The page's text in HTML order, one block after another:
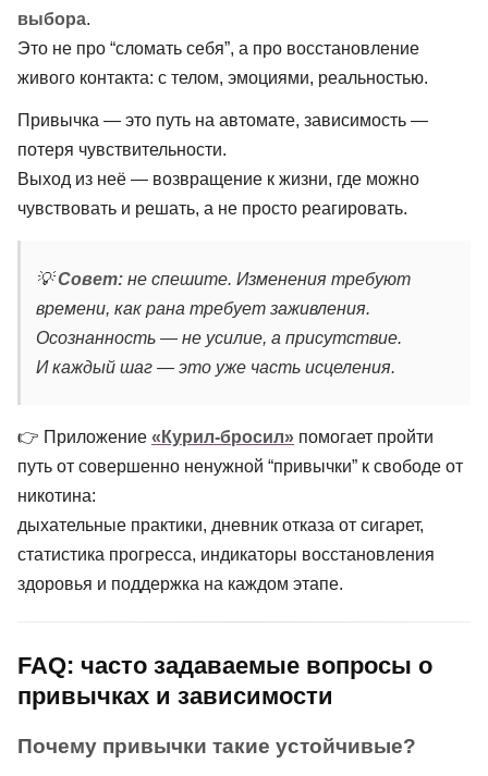
выбора.
Это не про “сломать себя”, а про восстановление
живого контакта: с телом, эмоциями, реальностью.
Привычка — это путь на автомате, зависимость —
потеря чувствительности.
Выход из неё — возвращение к жизни, где можно
чувствовать и решать, а не просто реагировать.
💡Совет: не спешите. Изменения требуют
времени, как рана требует заживления.
Осознанность — не усилие, а присутствие.
И каждый шаг — это уже часть исцеления.
👉 Приложение «Курил-бросил» помогает пройти
путь от совершенно ненужной “привычки” к свободе от
никотина:
дыхательные практики, дневник отказа от сигарет,
статистика прогресса, индикаторы восстановления
здоровья и поддержка на каждом этапе.
FAQ: часто задаваемые вопросы о
привычках и зависимости
Почему привычки такие устойчивые?